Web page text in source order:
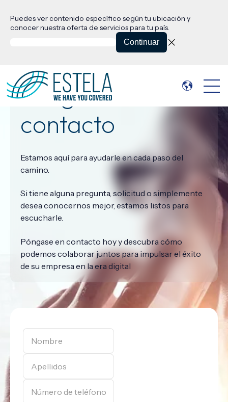
Puedes ver contenido específico según tu ubicación y
conocer nuestra oferta de servicios para tu país.
Continuar
Pongámonos en
contacto
Estamos aquí para ayudarle en cada paso del
camino.
Si tiene alguna pregunta, solicitud o simplemente
desea conocernos mejor, estamos listos para
escucharle.
Póngase en contacto hoy y descubra cómo
podemos colaborar juntos para impulsar el éxito
de su empresa en la era digital